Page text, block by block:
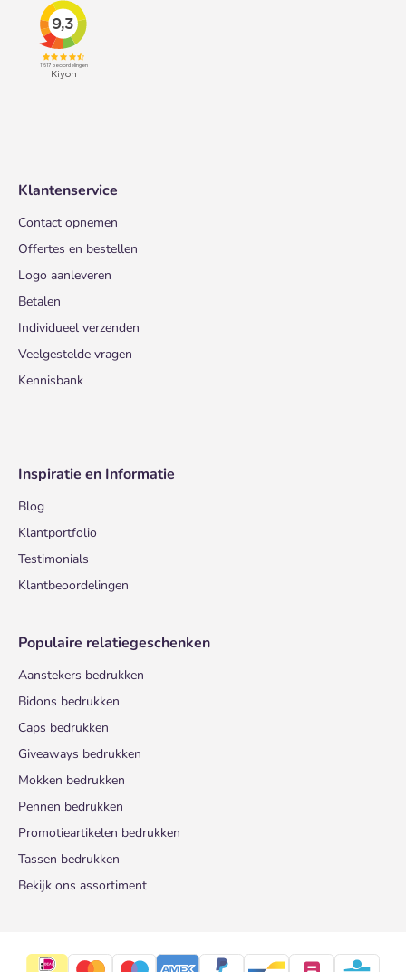
Klantenservice
Contact opnemen
Offertes en bestellen
Logo aanleveren
Betalen
Individueel verzenden
Veelgestelde vragen
Kennisbank
Inspiratie en Informatie
Blog
Klantportfolio
Testimonials
Klantbeoordelingen
Populaire relatiegeschenken
Aanstekers bedrukken
Bidons bedrukken
Caps bedrukken
Giveaways bedrukken
Mokken bedrukken
Pennen bedrukken
Promotieartikelen bedrukken
Tassen bedrukken
Bekijk ons assortiment